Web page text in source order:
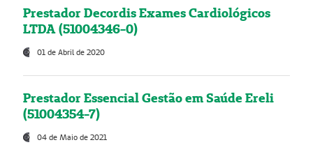
Prestador Decordis Exames Cardiológicos
LTDA (51004346-0)
01 de Abril de 2020
Prestador Essencial Gestão em Saúde Ereli
(51004354-7)
04 de Maio de 2021